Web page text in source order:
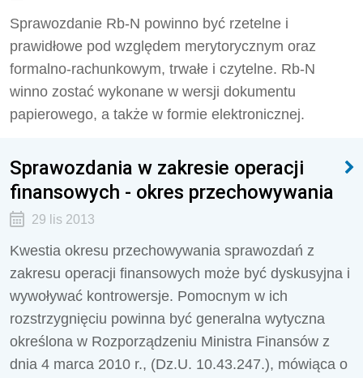
Sprawozdanie Rb-N powinno być rzetelne i
prawidłowe pod względem merytorycznym oraz
formalno-rachunkowym, trwałe i czytelne. Rb-N
winno zostać wykonane w wersji dokumentu
papierowego, a także w formie elektronicznej.
Sprawozdania w zakresie operacji
finansowych - okres przechowywania
29 lis 2013
Kwestia okresu przechowywania sprawozdań z
zakresu operacji finansowych może być dyskusyjna i
wywoływać kontrowersje. Pomocnym w ich
rozstrzygnięciu powinna być generalna wytyczna
określona w Rozporządzeniu Ministra Finansów z
dnia 4 marca 2010 r., (Dz.U. 10.43.247.), mówiąca o